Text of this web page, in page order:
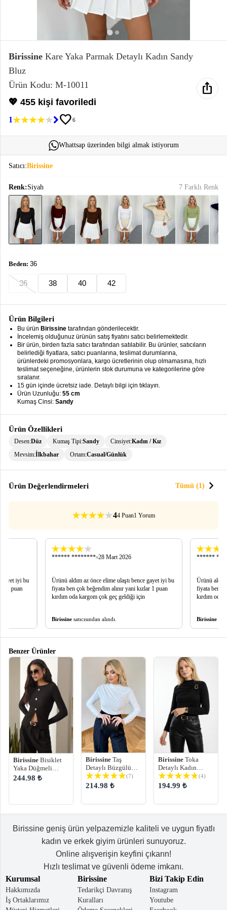
Sweatshirt
T-Shirt
Giyimkeyboard_arrow_down
Takımlarkeyboard_arrow_down
Giyim
Dış
Giyim
Tesettür
Giyim keyboard_arrow_down
Büyük
Beden keyboard_arrow_down
İç
Giyimkeyboard_arrow_down
Birissine Kare Yaka Parmak Detaylı Kadın Sandy
Bluz
Ürün Kodu: M-10011
💖 455 kişi favoriledi
1 favorite6
ios_share
Whattsap üzerinden bilgi almak istiyorum
Satıcı:Birissine
Renk:Siyah 7 Farklı Renk
Beden: 36
36 38 40 42
Ürün Bilgileri
Bu ürün Birissine tarafından gönderilecektir.
İncelemiş olduğunuz ürünün satış fiyatını satıcı belirlemektedir.
Bir ürün, birden fazla satıcı tarafından satılabilir. Bu ürünler, satıcıların
belirlediği fiyatlara, satıcı puanlarına, teslimat durumlarına,
ürünlerdeki promosyonlara, kargo ücretlerinin olup olmamasına, hızlı
teslimat seçeneğine, ürünlerin stok durumuna ve kategorilerine göre
sıralanır.
15 gün içinde ücretsiz iade. Detaylı bilgi için tıklayın.
Ürün Uzunluğu: 55 cm
Kumaş Cinsi: Sandy
Ürün Özellikleri
Desen:Düz Kumaş Tipi:Sandy Cinsiyet:Kadın / Kız
Mevsim:İlkbahar Ortam:Casual/Günlük
Ürün Değerlendirmeleri Tümü (1) chevron_right
44 Puan1 Yorum
gayet iyi bu
1 puan
****** ******** 28 Mart 2026
Ürünü aldım az önce elime ulaştı bence gayet iyi bu
fiyata ben çok beğendim alınır yani kızlar 1 puan
kırdım oda kargom çok geç geldiği için
Birissinesatıcısından alındı.
******
Ürünü
fiyata ben
kırdım oda
Birissine
Benzer Ürünler
Birissine Bisiklet
Yaka Düğmeli
Önden Yırtmaçlı
244.98 ₺
Birissine Taş
Detaylı Büzgülü
Kadın Sandy Bluz
(7)
214.98 ₺
Birissine Toka
Detaylı Kadın
Sandy Bluz
(4)
194.99 ₺
Birissine geniş ürün yelpazemizle kaliteli ve uygun fiyatlı
kadın ve erkek giyim ürünleri sunuyoruz.
Online alışverişin keyfini çıkarın!
Hızlı teslimat ve güvenli ödeme imkanı.
Kurumsal
Hakkımızda
İş Ortaklarımız
Birissine
Tedarikçi Davranış
Kuralları
Bizi Takip Edin
Instagram
Youtube